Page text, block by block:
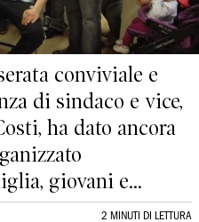
conviviale e
di sindaco e vice,
ha dato ancora
giovani e...
2 MINUTI DI LETTURA